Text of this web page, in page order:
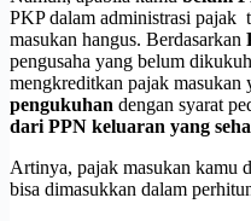
PKP dalam administrasi pajak
masukan hangus. Berdasarkan
pengusaha yang belum
mengkreditkan pajak masukan
pengukuhan dengan syarat
dari PPN keluaran yang
Artinya, pajak masukan kamu
bisa dimasukkan dalam